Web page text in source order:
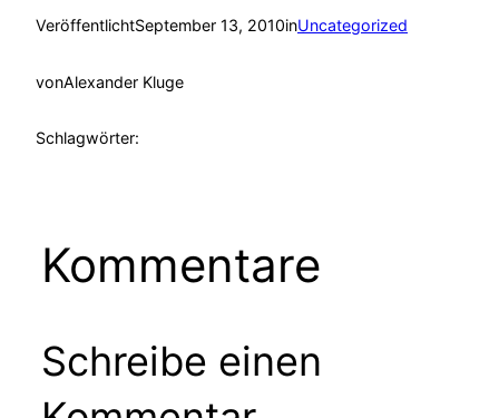
VeröffentlichtSeptember 13, 2010inUncategorized
vonAlexander Kluge
Schlagwörter:
Kommentare
Schreibe einen